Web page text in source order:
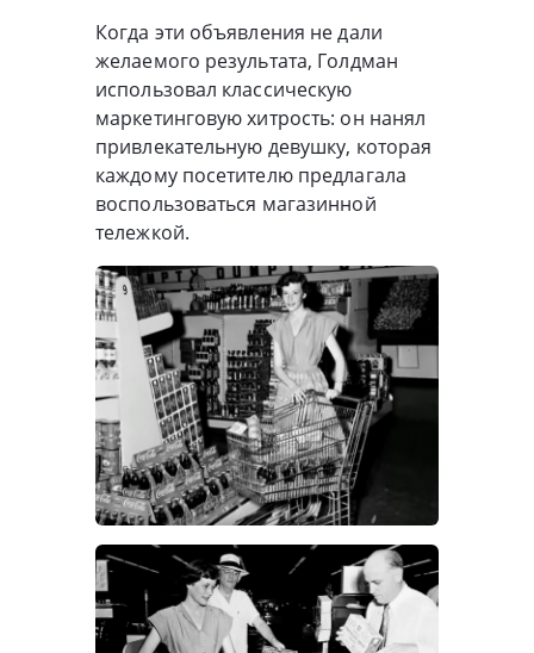
Когда эти объявления не дали
желаемого результата, Голдман
использовал классическую
маркетинговую хитрость: он нанял
привлекательную девушку, которая
каждому посетителю предлагала
воспользоваться магазинной
тележкой.